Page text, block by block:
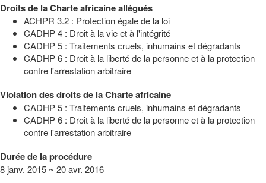
Droits de la Charte africaine allégués
ACHPR 3.2 : Protection égale de la loi
CADHP 4 : Droit à la vie et à l'intégrité
CADHP 5 : Traitements cruels, inhumains et dégradants
CADHP 6 : Droit à la liberté de la personne et à la protection
contre l'arrestation arbitraire
Violation des droits de la Charte africaine
CADHP 5 : Traitements cruels, inhumains et dégradants
CADHP 6 : Droit à la liberté de la personne et à la protection
contre l'arrestation arbitraire
Durée de la procédure
8 janv. 2015 ~ 20 avr. 2016